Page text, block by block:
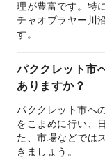
理が豊富です。特
チャオプラヤー川
す。
パククレット市
ありますか？
パククレット市へ
をこまめに行い、
た、市場などでは
きましょう。